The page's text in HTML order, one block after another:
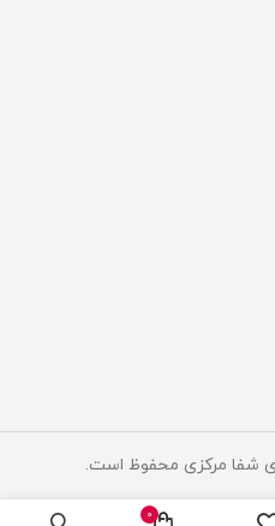
شفا مرکزی محفوظ است.
0